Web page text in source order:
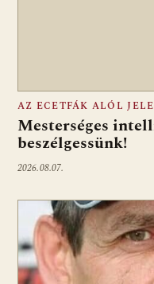
AZ ECETFÁK ALÓL
Mesterséges
beszélgessünk!
2026.08.07.